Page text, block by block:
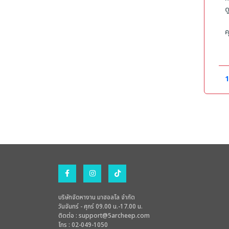
บริษัทจัดหางาน มาฮอลโล จำกัด
วันจันทร์ - ศุกร์ 09.00 น.-17.00 น.
ติดต่อ : support@5archeep.com
โทร : 02-049-1050